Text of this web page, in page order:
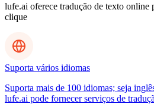
lufe.ai oferece tradução de texto online
clique
Suporta vários idiomas
Suporta mais de 100 idiomas; seja
lufe.ai pode fornecer serviços de